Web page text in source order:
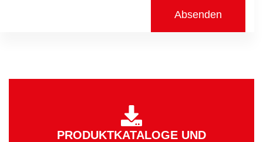
Absenden
PRODUKTKATALOGE UND